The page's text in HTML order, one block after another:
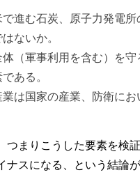
進む石炭、原子力発電
ないか。
（軍事利用を含む）を
ある。
業は国家の産業、防衛に
まりこうした要素を検
ナスになる、という結論